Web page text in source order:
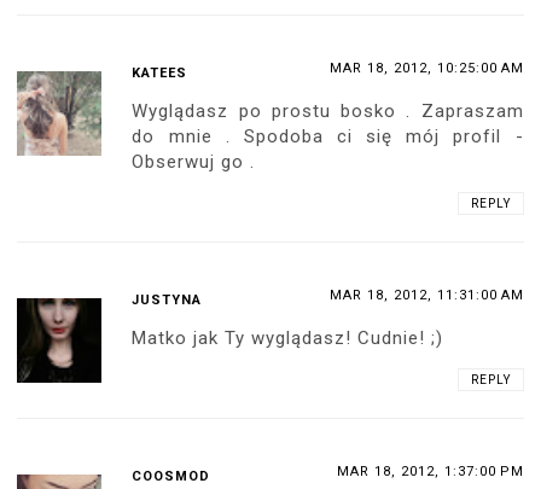
KATEES MAR 18, 2012, 10:25:00 AM
Wyglądasz po prostu bosko . Zapraszam
do mnie . Spodoba ci się mój profil -
Obserwuj go .
REPLY
JUSTYNA MAR 18, 2012, 11:31:00 AM
Matko jak Ty wyglądasz! Cudnie! ;)
REPLY
COOSMOD MAR 18, 2012, 1:37:00 PM